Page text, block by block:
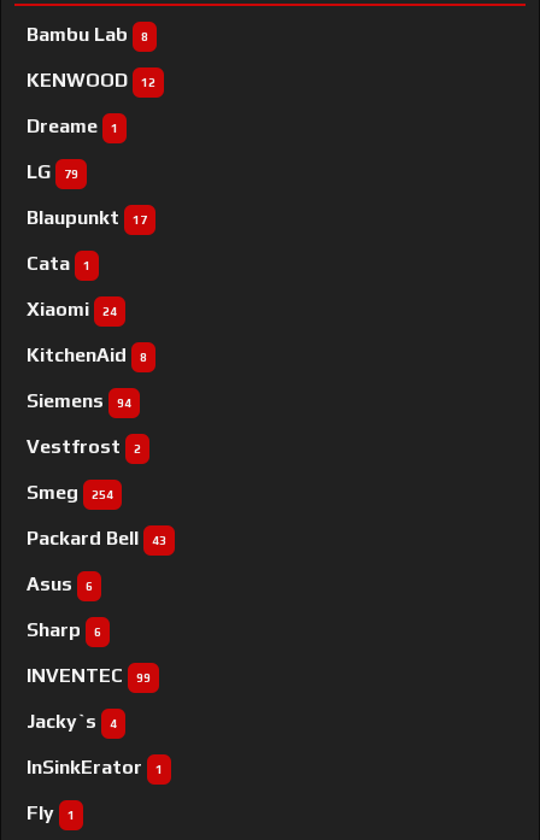
Bambu Lab 8
KENWOOD 12
Dreame 1
LG 79
Blaupunkt 17
Cata 1
Xiaomi 24
KitchenAid 8
Siemens 94
Vestfrost 2
Smeg 254
Packard Bell 43
Asus 6
Sharp 6
INVENTEC 99
Jacky`s 4
InSinkErator 1
Fly 1